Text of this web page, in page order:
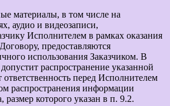
материалы, в том числе на
аудио и видеозаписи,
Исполнителем в рамках оказания
предоставляются
использования Заказчиком. В
распространение указанной
перед Исполнителем
распространения информации
которого указан в п. 9.2.